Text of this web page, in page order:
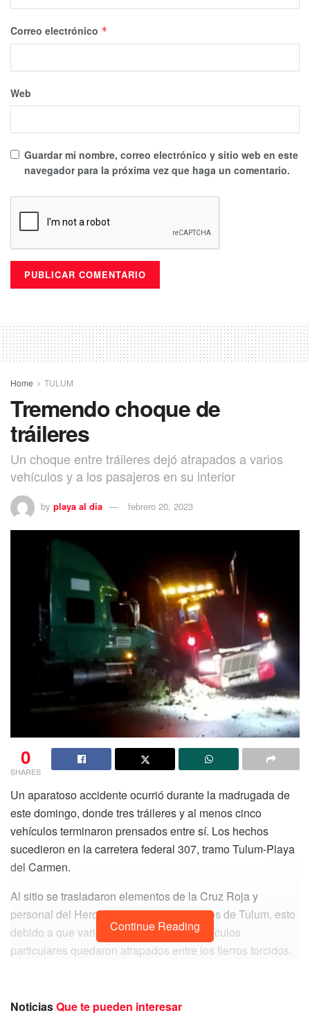
Correo electrónico *
Web
Guardar mi nombre, correo electrónico y sitio web en este
navegador para la próxima vez que haga un comentario.
Home TULUM
Tremendo choque de
tráileres
Un choque entre tráileres dejó atrapados a varios
vehículos y a los pasajeros en su interior
by playa al dia febrero 20, 2023
0
SHARES
Un aparatoso accidente ocurrió durante la madrugada de
este domingo, donde tres tráileres y al menos cinco
vehículos terminaron prensados entre sí. Los hechos
sucedieron en la carretera federal 307, tramo Tulum-Playa
del Carmen.
Al sitio se trasladaron elementos de la Cruz Roja y
personal del Heroico Cuerpo de Bomberos de Tulum, esto
debido a que varios pasajeros de los vehículos
particulares quedaron atrapados entre los fierros torcidos.
Continue Reading
NoticiasQue te pueden interesar